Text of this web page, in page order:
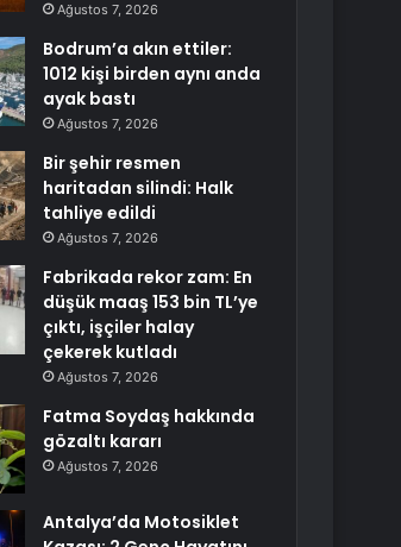
Ağustos 7, 2026
Bodrum’a akın ettiler:
1012 kişi birden aynı anda
ayak bastı
Ağustos 7, 2026
Bir şehir resmen
haritadan silindi: Halk
tahliye edildi
Ağustos 7, 2026
Fabrikada rekor zam: En
düşük maaş 153 bin TL’ye
çıktı, işçiler halay
çekerek kutladı
Ağustos 7, 2026
Fatma Soydaş hakkında
gözaltı kararı
Ağustos 7, 2026
Antalya’da Motosiklet